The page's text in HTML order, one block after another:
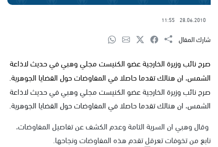
28.06.2010
11:55
شارك المقال
صرح نائب وزيرة الخارجية عضو الكنيست مجلي وهبي في حديث لاذاعة
الشمس، ان هنالك تقدما حاصلا في المفاوضات حول القضايا الجوهرية.
صرح نائب وزيرة الخارجية عضو الكنيست مجلي وهبي في حديث لاذاعة
الشمس، ان هنالك تقدما حاصلا في المفاوضات حول القضايا الجوهرية.
وقال وهبي ان السرية التامة وعدم الكشف عن تفاصيل المفاوضات،
نابع من تخوفات تعرقل تقدم هذه المفاوضات ونجاحها.